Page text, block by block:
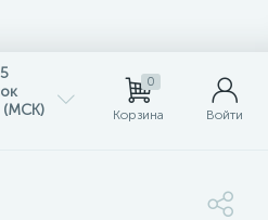
(МСК)
0
Корзина Войти